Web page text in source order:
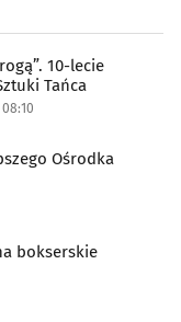
10-lecie
Tańca
08:10
Ośrodka
bokserskie